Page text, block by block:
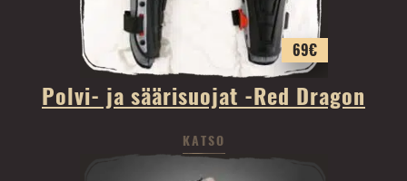
69€
Polvi- ja säärisuojat -Red Dragon
KATSO